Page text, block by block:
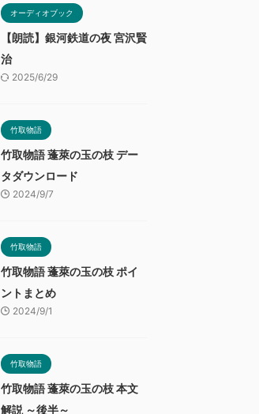
オーディオブック
【朗読】銀河鉄道の夜 宮沢賢
治
2025/6/29
竹取物語
竹取物語 蓬萊の玉の枝 デー
タダウンロード
2024/9/7
竹取物語
竹取物語 蓬萊の玉の枝 ポイ
ントまとめ
2024/9/1
竹取物語
竹取物語 蓬萊の玉の枝 本文
解説 ～後半～